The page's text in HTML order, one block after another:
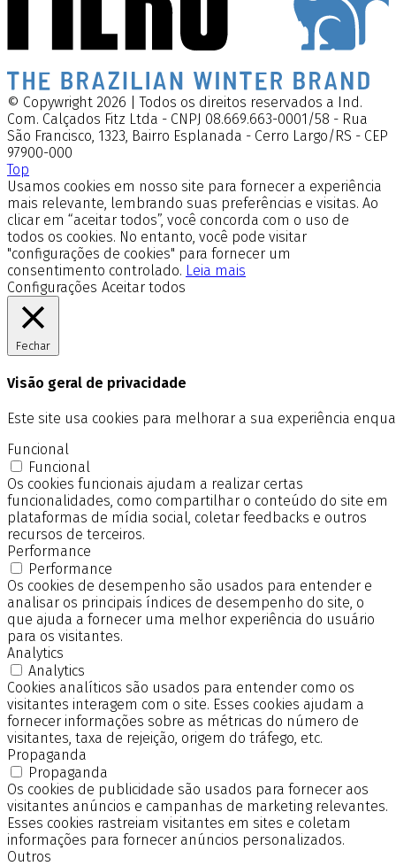
© Copywright 2026 | Todos os direitos reservados a Ind.
Com. Calçados Fitz Ltda - CNPJ 08.669.663-0001/58 - Rua
São Francisco, 1323, Bairro Esplanada - Cerro Largo/RS - CEP
97900-000
Top
Usamos cookies em nosso site para fornecer a experiência
mais relevante, lembrando suas preferências e visitas. Ao
clicar em “aceitar todos”, você concorda com o uso de
todos os cookies. No entanto, você pode visitar
"configurações de cookies" para fornecer um
consentimento controlado. Leia mais
Configurações Aceitar todos
Fechar
Visão geral de privacidade
Este site usa cookies para melhorar a sua experiência
Funcional
Funcional
Os cookies funcionais ajudam a realizar certas
funcionalidades, como compartilhar o conteúdo do site em
plataformas de mídia social, coletar feedbacks e outros
recursos de terceiros.
Performance
Performance
Os cookies de desempenho são usados para entender e
analisar os principais índices de desempenho do site, o
que ajuda a fornecer uma melhor experiência do usuário
para os visitantes.
Analytics
Analytics
Cookies analíticos são usados para entender como os
visitantes interagem com o site. Esses cookies ajudam a
fornecer informações sobre as métricas do número de
visitantes, taxa de rejeição, origem do tráfego, etc.
Propaganda
Propaganda
Os cookies de publicidade são usados para fornecer aos
visitantes anúncios e campanhas de marketing relevantes.
Esses cookies rastreiam visitantes em sites e coletam
informações para fornecer anúncios personalizados.
Outros